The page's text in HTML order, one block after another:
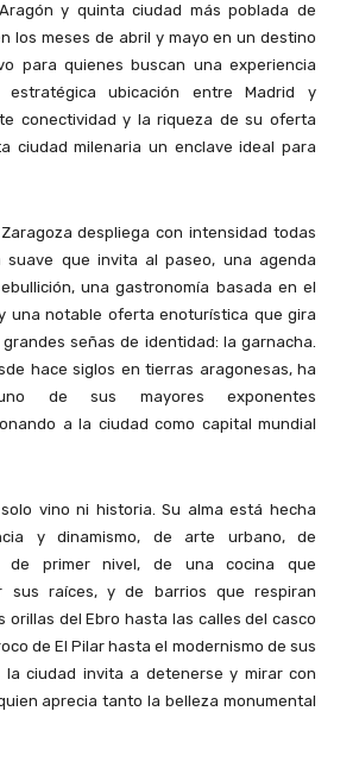
y quinta ciudad más poblada de
los meses de abril y mayo en un destino
para quienes buscan una experiencia
estratégica ubicación entre Madrid y
conectividad y la riqueza de su oferta
ciudad milenaria un enclave ideal para
despliega con intensidad todas
suave que invita al paseo, una agenda
una gastronomía basada en el
una notable oferta enoturística que gira
señas de identidad: la garnacha.
hace siglos en tierras aragonesas, ha
de sus mayores exponentes
a la ciudad como capital mundial
vino ni historia. Su alma está hecha
y dinamismo, de arte urbano, de
de primer nivel, de una cocina que
sus raíces, y de barrios que respiran
orillas del Ebro hasta las calles del casco
de El Pilar hasta el modernismo de sus
la ciudad invita a detenerse y mirar con
aprecia tanto la belleza monumental